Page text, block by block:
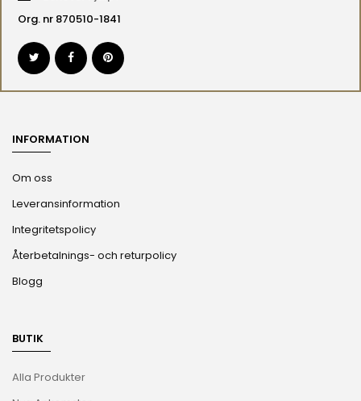
Org. nr 870510-1841
INFORMATION
Om oss
Leveransinformation
Integritetspolicy
Återbetalnings- och returpolicy
Blogg
BUTIK
Alla Produkter